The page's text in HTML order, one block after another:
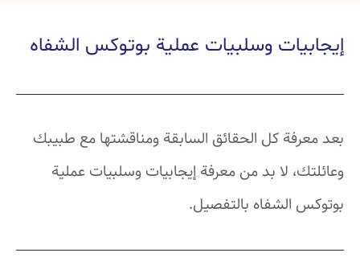
إيجابيات وسلبيات عملية بوتوكس الشفاه
بعد معرفة كل الحقائق السابقة ومناقشتها مع طبيبك
وعائلتك، لا بد من معرفة إيجابيات وسلبيات عملية
بوتوكس الشفاه بالتفصيل.